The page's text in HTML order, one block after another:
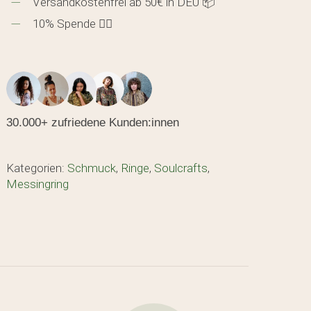
sich keine Produkte im Warenkorb.
10% Spende 🖐🏼
30.000+ zufriedene Kunden:innen
Kategorien: Schmuck, Ringe, Soulcrafts,
Messingring